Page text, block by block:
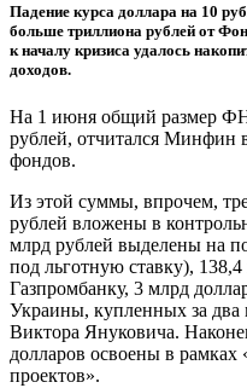
Падение курса доллара на 10
больше триллиона рублей от
к началу кризиса удалось
доходов.
На 1 июня общий размер
рублей, отчитался Минфин
фондов.
Из этой суммы, впрочем,
рублей вложены в
млрд рублей выделены на
под льготную ставку),
Газпромбанку, 3 млрд
Украины, купленных за два
Виктора Януковича.
долларов освоены в
проектов».